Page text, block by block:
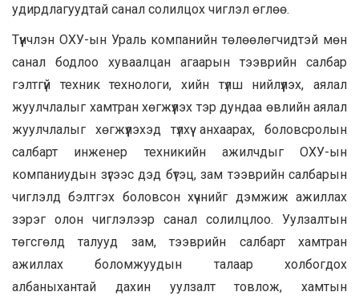
удирдлагуудтай санал солилцох чиглэл өглөө.
Түүнчлэн ОХУ-ын Ураль компанийн төлөөлөгчидтэй мөн
санал бодлоо хуваалцан агаарын тээврийн салбар
гэлтгүй техник технологи, хийн түлш нийлүүлэх, аялал
жуулчлалыг хамтран хөгжүүлэх тэр дундаа өвлийн аялал
жуулчлалыг хөгжүүлэхэд түлхүү анхаарах, боловсролын
салбарт инженер техникийн ажилчдыг ОХУ-ын
компаниудын зүгээс дэд бүтэц, зам тээврийн салбарын
чиглэлд бэлтгэх боловсон хүчнийг дэмжиж ажиллах
зэрэг олон чиглэлээр санал солилцлоо. Уулзалтын
төгсгөлд талууд зам, тээврийн салбарт хамтран
ажиллах боломжуудын талаар холбогдох
албаныхантай дахин уулзалт товлож, хамтын